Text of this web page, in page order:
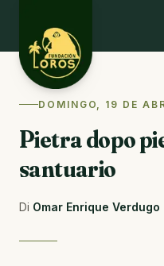
ORA
volontariato ora
Puoi aiutare anche tu
Desafío La
DOMINGO, 19 DE
Pietra dopo
santuario
Di Omar Enrique Verdugo